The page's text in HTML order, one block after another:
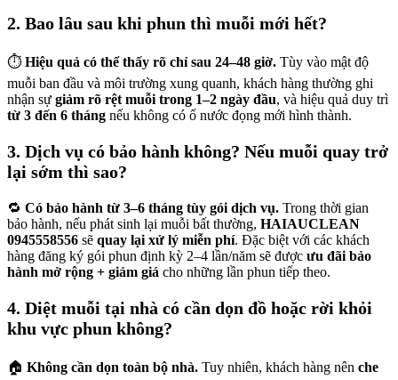
2. Bao lâu sau khi phun thì muỗi mới hết?
⏱️ Hiệu quả có thể thấy rõ chỉ sau 24–48 giờ. Tùy vào mật độ
muỗi ban đầu và môi trường xung quanh, khách hàng thường ghi
nhận sự giảm rõ rệt muỗi trong 1–2 ngày đầu, và hiệu quả duy trì
từ 3 đến 6 tháng nếu không có ổ nước đọng mới hình thành.
3. Dịch vụ có bảo hành không? Nếu muỗi quay trở
lại sớm thì sao?
🔁 Có bảo hành từ 3–6 tháng tùy gói dịch vụ. Trong thời gian
bảo hành, nếu phát sinh lại muỗi bất thường, HAIAUCLEAN
0945558556 sẽ quay lại xử lý miễn phí. Đặc biệt với các khách
hàng đăng ký gói phun định kỳ 2–4 lần/năm sẽ được ưu đãi bảo
hành mở rộng + giảm giá cho những lần phun tiếp theo.
4. Diệt muỗi tại nhà có cần dọn đồ hoặc rời khỏi
khu vực phun không?
🏠 Không cần dọn toàn bộ nhà. Tuy nhiên, khách hàng nên che